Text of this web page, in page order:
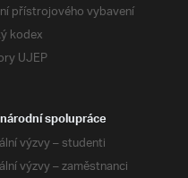
přístrojového vybavení
kodex
UJEP
spolupráce
výzvy – studenti
výzvy – zaměstnanci